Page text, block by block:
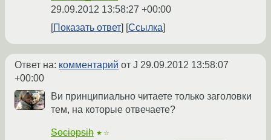
29.09.2012 13:58:27 +00:00
Показать ответ
Ссылка
Ответ на: комментарий от J 29.09.2012 13:58:07
+00:00
Ви принципиально читаете только заголовки
тем, на которые отвечаете?
Sociopsih ★☆